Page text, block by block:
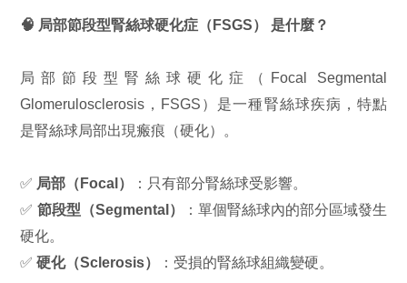
🧠 局部節段型腎絲球硬化症（FSGS） 是什麼？
局部節段型腎絲球硬化症（Focal Segmental
Glomerulosclerosis，FSGS）是一種腎絲球疾病，特點
是腎絲球局部出現瘢痕（硬化）。
✅ 局部（Focal）
：只有部分腎絲球受影響。
✅ 節段型（Segmental）
：單個腎絲球內的部分區域發生
硬化。
✅硬化（Sclerosis） ：受損的腎絲球組織變硬。